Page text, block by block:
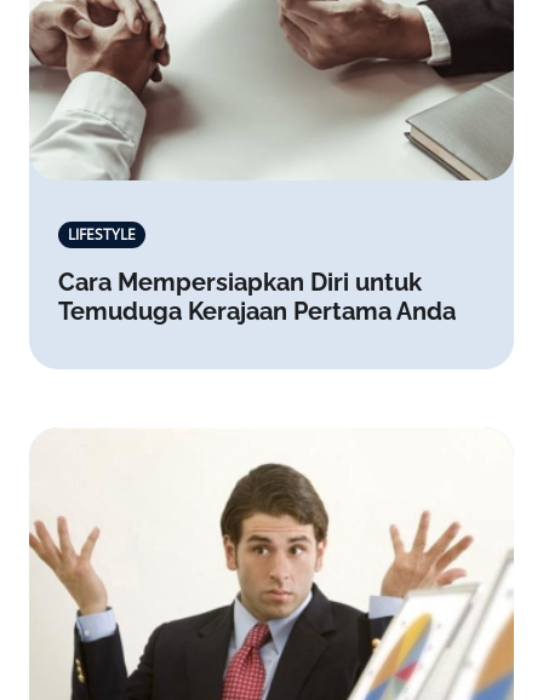
LIFESTYLE
Cara Mempersiapkan Diri untuk
Temuduga Kerajaan Pertama Anda